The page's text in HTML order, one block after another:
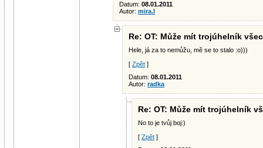
Datum: 08.01.2011
Autor: mira.l
Re: OT: Může mít trojúhelník
Hele, já za to nemůžu, mě se to stalo :o)))
[ Zpět ]
Datum: 08.01.2011
Autor: radka
Re: OT: Může mít trojúhelník
No to je tvůj boj:)
[ Zpět ]